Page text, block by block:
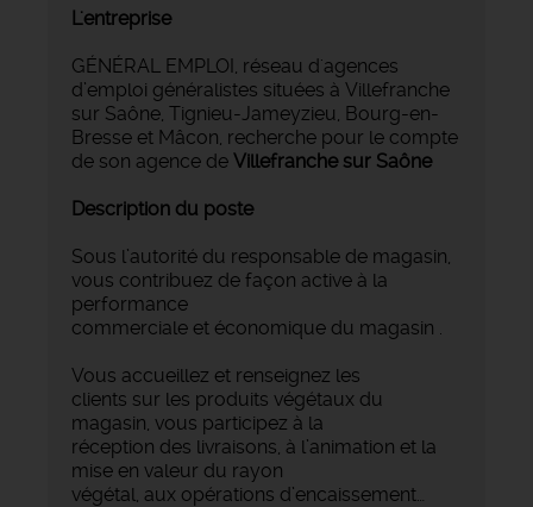
L'entreprise
GÉNÉRAL EMPLOI, réseau d'agences
d’emploi généralistes situées à Villefranche
sur Saône, Tignieu-Jameyzieu, Bourg-en-
Bresse et Mâcon, recherche pour le compte
de son agence de Villefranche sur Saône
Description du poste
Sous l’autorité du responsable de magasin,
vous contribuez de façon active à la
performance
commerciale et économique du magasin .
Vous accueillez et renseignez les
clients sur les produits végétaux du
magasin, vous participez à la
réception des livraisons, à l’animation et la
mise en valeur du rayon
végétal, aux opérations d’encaissement…